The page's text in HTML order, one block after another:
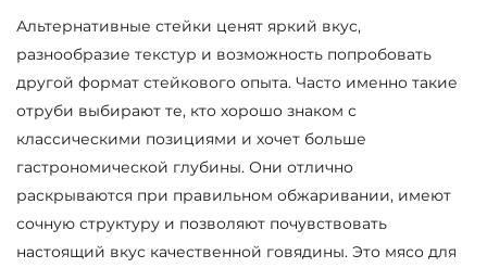
Альтернативные стейки ценят яркий вкус,
разнообразие текстур и возможность попробовать
другой формат стейкового опыта. Часто именно такие
отруби выбирают те, кто хорошо знаком с
классическими позициями и хочет больше
гастрономической глубины. Они отлично
раскрываются при правильном обжаривании, имеют
сочную структуру и позволяют почувствовать
настоящий вкус качественной говядины. Это мясо для